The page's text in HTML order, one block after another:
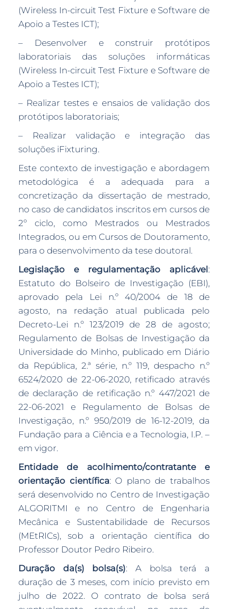
(Wireless In-circuit Test Fixture e Software de
Apoio a Testes ICT);
– Desenvolver e construir protótipos
laboratoriais das soluções informáticas
(Wireless In-circuit Test Fixture e Software de
Apoio a Testes ICT);
– Realizar testes e ensaios de validação dos
protótipos laboratoriais;
– Realizar validação e integração das
soluções iFixturing.
Este contexto de investigação e abordagem
metodológica é a adequada para a
concretização da dissertação de mestrado,
no caso de candidatos inscritos em cursos de
2º ciclo, como Mestrados ou Mestrados
Integrados, ou em Cursos de Doutoramento,
para o desenvolvimento da tese doutoral.
Legislação e regulamentação aplicável :
Estatuto do Bolseiro de Investigação (EBI),
aprovado pela Lei n.º 40/2004 de 18 de
agosto, na redação atual publicada pelo
Decreto-Lei n.º 123/2019 de 28 de agosto;
Regulamento de Bolsas de Investigação da
Universidade do Minho, publicado em Diário
da República, 2.ª série, n.º 119, despacho n.º
6524/2020 de 22-06-2020, retificado através
de declaração de retificação n.º 447/2021 de
22-06-2021 e Regulamento de Bolsas de
Investigação, n.º 950/2019 de 16-12-2019, da
Fundação para a Ciência e a Tecnologia, I.P. –
em vigor.
Entidade de acolhimento/contratante e
orientação científica: O plano de trabalhos
será desenvolvido no Centro de Investigação
ALGORITMI e no Centro de Engenharia
Mecânica e Suste​ntabilidade de Recursos
(MEtRICs), sob a orientação científica do
Professor Doutor Pedro Ribeiro.
Duração da(s) bolsa(s): A bolsa terá a
duração de 3 meses, com início previsto em
julho de 2022. O contrato de bolsa será